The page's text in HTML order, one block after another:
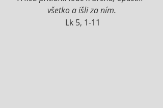
všetko a išli za ním.
Lk 5, 1-11